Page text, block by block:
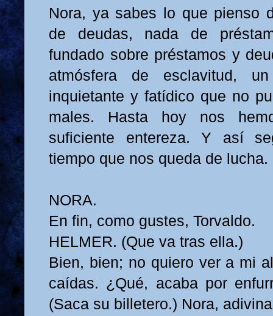
Nora, ya sabes lo que pienso
de deudas, nada de
fundado sobre préstamos y
atmósfera de esclavitud,
inquietante y fatídico que no
males. Hasta hoy nos
suficiente entereza. Y así
tiempo que nos queda de lucha.
NORA.
En fin, como gustes, Torvaldo.
HELMER. (Que va tras ella.)
Bien, bien; no quiero ver a mi
caídas. ¿Qué, acaba por
(Saca su billetero.) Nora,